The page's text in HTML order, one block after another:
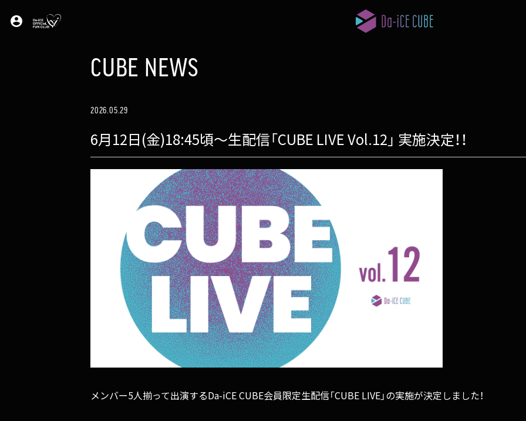
account_circle
CUBE NEWS
2026.05.29
6月12日(金)18:45頃～生配信「CUBE LIVE Vol.12」 実施決定！！
メンバー5人揃って出演するDa-iCE CUBE会員限定生配信「CUBE LIVE」の実施が決定しました！